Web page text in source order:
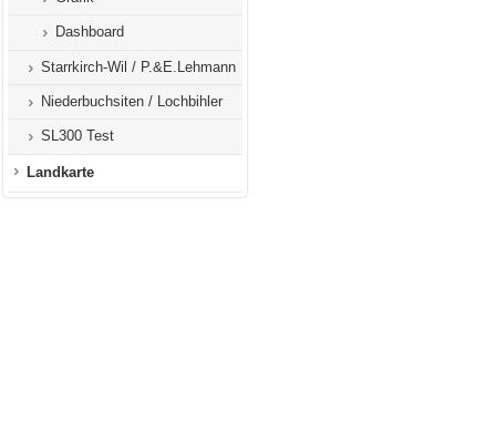
Dashboard
Starrkirch-Wil / P.&E.Lehmann
Niederbuchsiten / Lochbihler
SL300 Test
Landkarte